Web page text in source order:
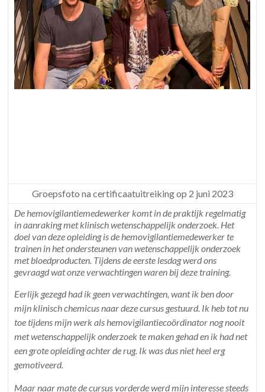
Groepsfoto na certificaatuitreiking op 2 juni 2023
De hemovigilantiemedewerker komt in de praktijk regelmatig
in aanraking met klinisch wetenschappelijk onderzoek. Het
doel van deze opleiding is de hemovigilantiemedewerker te
trainen in het ondersteunen van wetenschappelijk onderzoek
met bloedproducten. Tijdens de eerste lesdag werd ons
gevraagd wat onze verwachtingen waren bij deze training.
Eerlijk gezegd had ik geen verwachtingen, want ik ben door
mijn klinisch chemicus naar deze cursus gestuurd. Ik heb tot nu
toe tijdens mijn werk als hemovigilantiecoördinator nog nooit
met wetenschappelijk onderzoek te maken gehad en ik had net
een grote opleiding achter de rug. Ik was dus niet heel erg
gemotiveerd.
Maar naar mate de cursus vorderde werd mijn interesse steeds